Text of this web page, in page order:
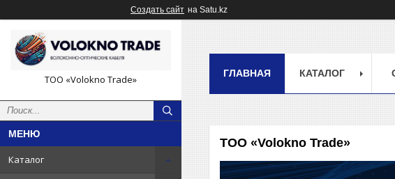
Создать сайт на Satu.kz
ТОО «Volokno Trade»
Каталог
ГЛАВНАЯ КАТАЛОГ
ТОО «Volokno Trade»